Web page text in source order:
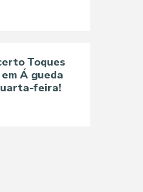
Toques
Á gueda
feira!